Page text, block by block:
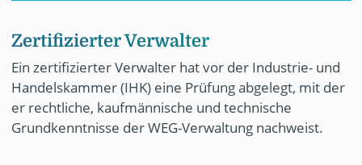
Zertifizierter Verwalter
Ein zertifizierter Verwalter hat vor der Industrie- und
Handelskammer (IHK) eine Prüfung abgelegt, mit der
er rechtliche, kaufmännische und technische
Grundkenntnisse der WEG-Verwaltung nachweist.